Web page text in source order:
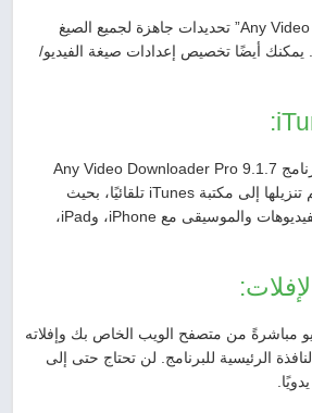
يوفر “Any Video Downloader Pro” تحديدات جاهزة لجميع الصيغ
يمكنك أيضًا تخصيص إعدادات صيغة الفيديو/
بشكل اختياري، يضيف برنامج Any Video Downloader Pro 9.1.7
الفيديو/الموسيقى التي تم تنزيلها إلى مكتبة iTunes تلقائيًا، بحيث
يمكنك بسهولة مزامنة الفيديوهات والموسيقى مع iPhone، وiPad،
مباشرةً من متصفح الويب الخاص بك وإفلاته
الرئيسية للبرنامج. لن تحتاج حتى إلى